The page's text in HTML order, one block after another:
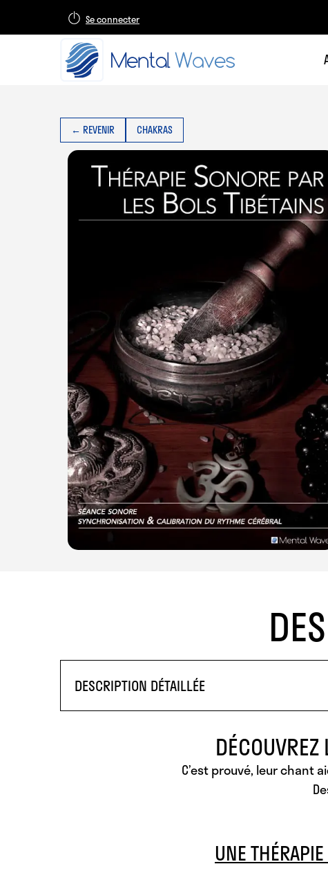
Se connecter
← REVENIR CHAKRAS
DESCRIPTION DÉTAILLÉE
C’est prouvé, leur chant
UNE